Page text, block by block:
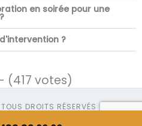
en soirée pour une
?
(417 votes)
DROITS RÉSERVÉS